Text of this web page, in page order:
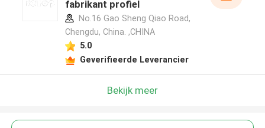
fabrikant profiel
No.16 Gao Sheng Qiao Road,
Chengdu, China. ,CHINA
5.0
Geverifieerde Leverancier
Bekijk meer